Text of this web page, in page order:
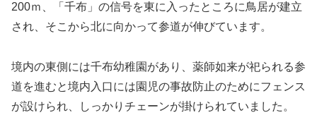
200ｍ、「千布」の信号を東に入ったところに鳥居が建立
され、そこから北に向かって参道が伸びています。
境内の東側には千布幼稚園があり、薬師如来が祀られる参
道を進むと境内入口には園児の事故防止のためにフェンス
が設けられ、しっかりチェーンが掛けられていました。